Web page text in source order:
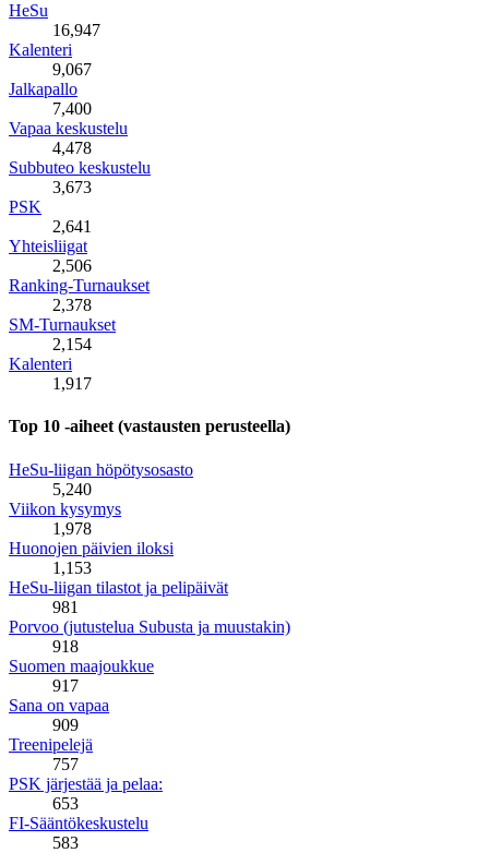
HeSu
16,947
Kalenteri
9,067
Jalkapallo
7,400
Vapaa keskustelu
4,478
Subbuteo keskustelu
3,673
PSK
2,641
Yhteisliigat
2,506
Ranking-Turnaukset
2,378
SM-Turnaukset
2,154
Kalenteri
1,917
Top 10 -aiheet (vastausten perusteella)
HeSu-liigan höpötysosasto
5,240
Viikon kysymys
1,978
Huonojen päivien iloksi
1,153
HeSu-liigan tilastot ja pelipäivät
981
Porvoo (jutustelua Subusta ja muustakin)
918
Suomen maajoukkue
917
Sana on vapaa
909
Treenipelejä
757
PSK järjestää ja pelaa:
653
FI-Sääntökeskustelu
583